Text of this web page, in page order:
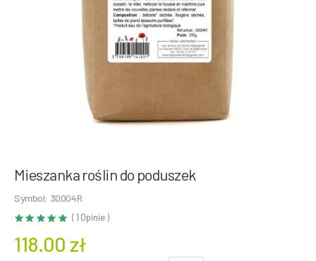
Mieszanka roślin do poduszek
Symbol: 30004R
( 1 Opinie )
118.00 zł